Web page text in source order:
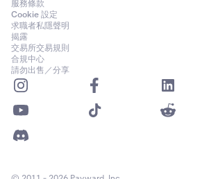
服務條款
Cookie 設定
求職者私隱聲明
揭露
交易所交易規則
合規中心
請勿出售／分享